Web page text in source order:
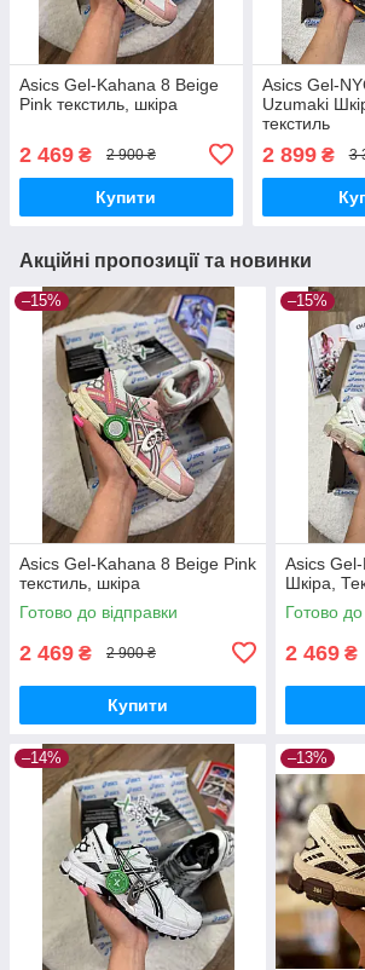
Asics Gel-Kahana 8 Beige
Pink текстиль, шкіра
2 469 ₴ 2 900 ₴
Купити
Asics Gel-
Uzumaki
текстиль
2 899₴ 3
Акційні пропозиції та новинки
–15%
Asics Gel-Kahana 8 Beige Pink
текстиль, шкіра
Готово до відправки
2 469 ₴ 2 900 ₴
Купити
–15%
Asics
Шкіра,
Готово до
2 469 ₴
–14% –13%